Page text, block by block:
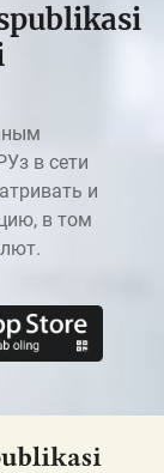
в сети
и
в том